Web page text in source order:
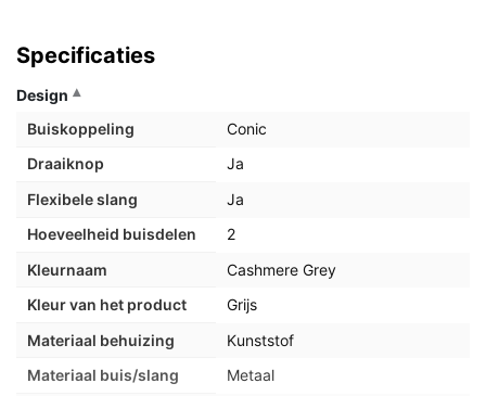
Specificaties
Design
Buiskoppeling
Conic
Draaiknop
Ja
Flexibele slang
Ja
Hoeveelheid buisdelen
2
Kleurnaam
Cashmere Grey
Kleur van het product
Grijs
Materiaal behuizing
Kunststof
Materiaal buis/slang
Metaal